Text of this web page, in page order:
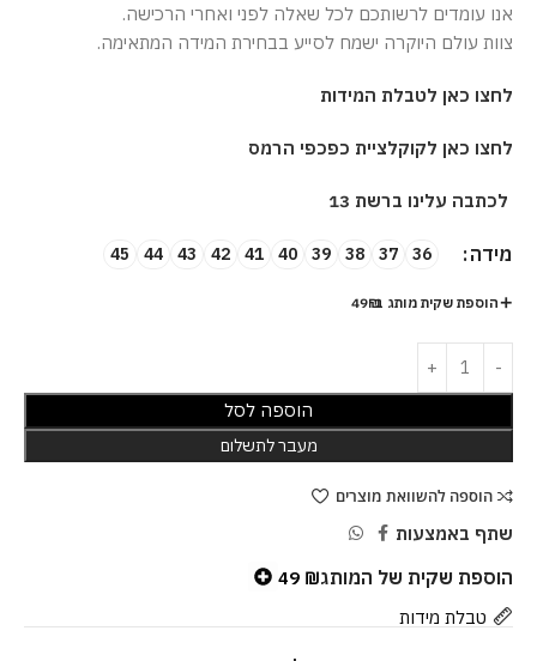
אנו עומדים לרשותכם לכל שאלה לפני ואחרי הרכישה.
צוות עולם היוקרה ישמח לסייע בבחירת המידה המתאימה.
לחצו כאן לטבלת המידות
לחצו כאן לקוקלציית כפכפי הרמס
לכתבה עלינו ברשת 13
מידה 36
37
38
39
40
41
42
43
44
45
הוספת שקית מותג ב-49₪
הוספה לסל
מעבר לתשלום
הוספה להשוואת מוצרים
שתף באמצעות
הוספת שקית של המותג 49 ₪
טבלת מידות